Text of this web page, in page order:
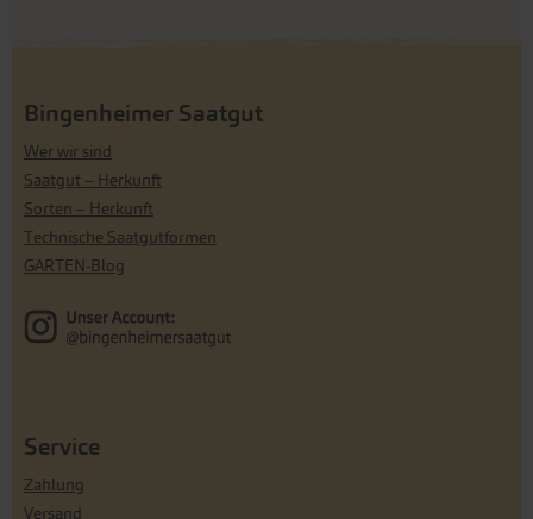
Bingenheimer Saatgut
Wer wir sind
Saatgut – Herkunft
Sorten – Herkunft
Technische Saatgutformen
GARTEN-Blog
Service
Zahlung
Versand